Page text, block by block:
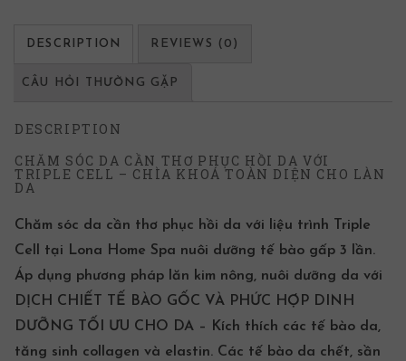
DESCRIPTION REVIEWS (0)
CÂU HỎI THƯỜNG GẶP
DESCRIPTION
CHĂM SÓC DA CẦN THƠ PHỤC HỒI DA VỚI
TRIPLE CELL – CHÌA KHOÁ TOÀN DIỆN CHO LÀN
DA
Chăm sóc da cần thơ phục hồi da với liệu trình Triple
Cell tại Lona Home Spa nuôi dưỡng tế bào gấp 3 lần.
Áp dụng phương pháp lăn kim nông, nuôi dưỡng da với
DỊCH CHIẾT
TẾ BÀO GỐC VÀ PHỨC HỢP DINH
DƯỠNG TỐI ƯU CHO DA – Kích thích các tế bào da,
tăng sinh collagen và elastin. Các tế bào da chết, sần